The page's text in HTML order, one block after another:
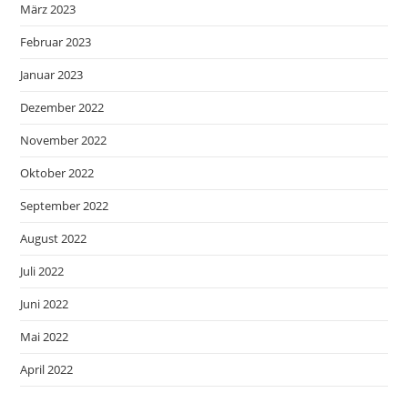
März 2023
Februar 2023
Januar 2023
Dezember 2022
November 2022
Oktober 2022
September 2022
August 2022
Juli 2022
Juni 2022
Mai 2022
April 2022